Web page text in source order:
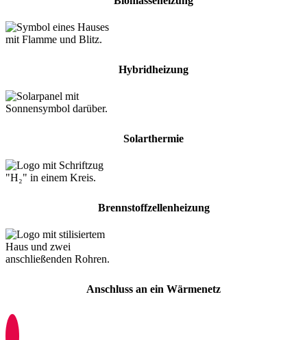
Hybridheizung
Solarthermie
Brennstoffzellenheizung
Anschluss an ein Wärmenetz